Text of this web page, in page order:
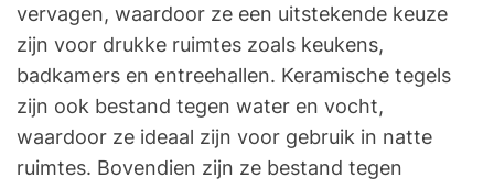
vervagen, waardoor ze een uitstekende keuze
zijn voor drukke ruimtes zoals keukens,
badkamers en entreehallen. Keramische tegels
zijn ook bestand tegen water en vocht,
waardoor ze ideaal zijn voor gebruik in natte
ruimtes. Bovendien zijn ze bestand tegen